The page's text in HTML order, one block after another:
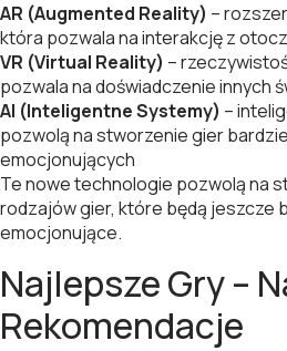
AR (Augmented Reality) –
która pozwala na interakcję z
VR (Virtual Reality) –
pozwala na doświadczenie innych
AI (Inteligentne Systemy) –
pozwolą na stworzenie gier
emocjonujących
Te nowe technologie pozwolą na
rodzajów gier, które będą jeszcze
emocjonujące.
Najlepsze Gry –
Rekomendacje